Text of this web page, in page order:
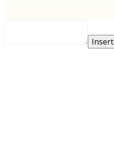
Insert